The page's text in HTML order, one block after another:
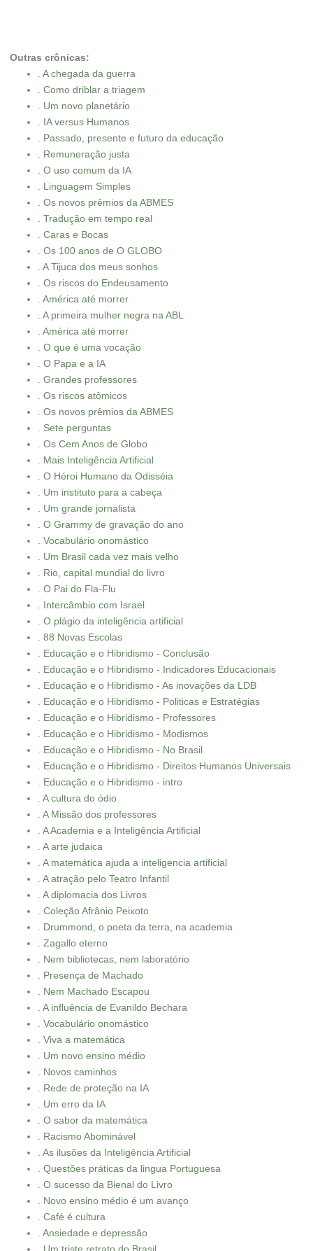
Outras crônicas:
. A chegada da guerra
. Como driblar a triagem
. Um novo planetário
. IA versus Humanos
. Passado, presente e futuro da educação
. Remuneração justa
. O uso comum da IA
. Linguagem Simples
. Os novos prêmios da ABMES
. Tradução em tempo real
. Caras e Bocas
. Os 100 anos de O GLOBO
. A Tijuca dos meus sonhos
. Os riscos do Endeusamento
. América até morrer
. A primeira mulher negra na ABL
. América até morrer
. O que é uma vocação
. O Papa e a IA
. Grandes professores
. Os riscos atômicos
. Os novos prêmios da ABMES
. Sete perguntas
. Os Cem Anos de Globo
. Mais Inteligência Artificial
. O Héroi Humano da Odisséia
. Um instituto para a cabeça
. Um grande jornalista
. O Grammy de gravação do ano
. Vocabulário onomástico
. Um Brasil cada vez mais velho
. Rio, capital mundial do livro
. O Pai do Fla-Flu
. Intercâmbio com Israel
. O plágio da inteligência artificial
. 88 Novas Escolas
. Educação e o Hibridismo - Conclusão
. Educação e o Hibridismo - Indicadores Educacionais
. Educação e o Hibridismo - As inovações da LDB
. Educação e o Hibridismo - Politicas e Estratégias
. Educação e o Hibridismo - Professores
. Educação e o Hibridismo - Modismos
. Educação e o Hibridismo - No Brasil
. Educação e o Hibridismo - Direitos Humanos Universais
. Educação e o Hibridismo - intro
. A cultura do ódio
. A Missão dos professores
. A Academia e a Inteligência Artificial
. A arte judaica
. A matemática ajuda a inteligencia artificial
. A atração pelo Teatro Infantil
. A diplomacia dos Livros
. Coleção Afrânio Peixoto
. Drummond, o poeta da terra, na academia
. Zagallo eterno
. Nem bibliotecas, nem laboratório
. Presença de Machado
. Nem Machado Escapou
. A influência de Evanildo Bechara
. Vocabulário onomástico
. Viva a matemática
. Um novo ensino médio
. Novos caminhos
. Rede de proteção na IA
. Um erro da IA
. O sabor da matemática
. Racismo Abominável
. As ilusões da Inteligência Artificial
. Questões práticas da lingua Portuguesa
. O sucesso da Bienal do Livro
. Novo ensino médio é um avanço
. Café é cultura
. Ansiedade e depressão